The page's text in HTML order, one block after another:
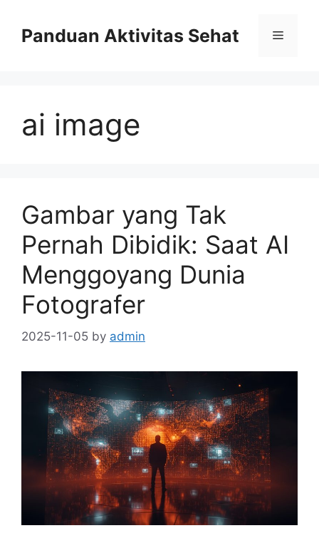
contentPanduan Aktivitas Sehat Menu
ai image
Gambar yang Tak
Pernah Dibidik: Saat AI
Menggoyang Dunia
Fotografer
2025-11-05 by admin